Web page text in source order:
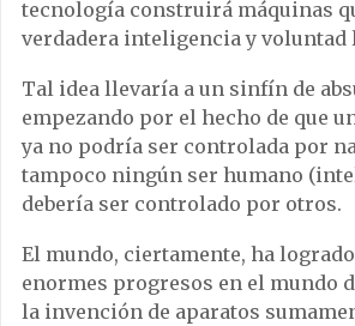
tecnología construirá máquinas
verdadera inteligencia y voluntad
Tal idea llevaría a un sinfín de
empezando por el hecho de que
ya no podría ser controlada por
tampoco ningún ser humano
debería ser controlado por otros.
El mundo, ciertamente, ha
enormes progresos en el mundo
la invención de aparatos